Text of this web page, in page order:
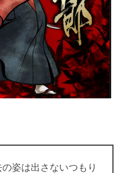
姿は出さないつもり